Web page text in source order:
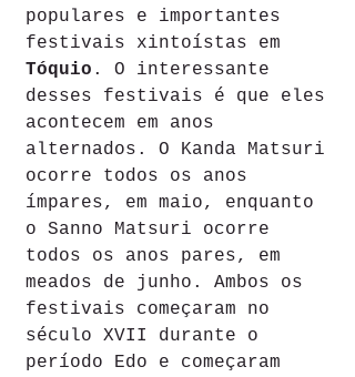
populares e importantes
festivais xintoístas em
Tóquio . O interessante
desses festivais é que eles
acontecem em anos
alternados. O Kanda Matsuri
ocorre todos os anos
ímpares, em maio, enquanto
o Sanno Matsuri ocorre
todos os anos pares, em
meados de junho. Ambos os
festivais começaram no
século XVII durante o
período Edo e começaram